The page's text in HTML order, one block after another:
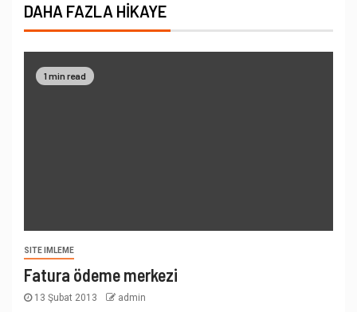
DAHA FAZLA HIKAYE
1 min read
SITE IMLEME
Fatura ödeme merkezi
13 Şubat 2013 admin